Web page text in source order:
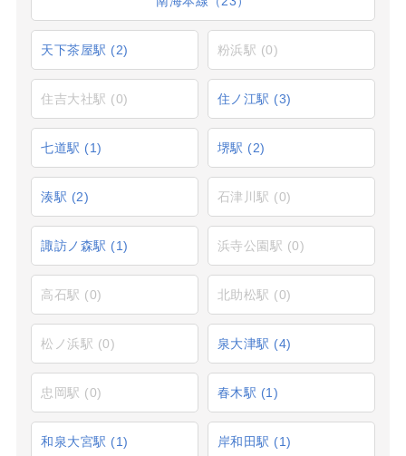
天下茶屋駅 (2) 粉浜駅 (0)
住吉大社駅 (0) 住ノ江駅 (3)
七道駅 (1) 堺駅 (2)
湊駅 (2) 石津川駅 (0)
諏訪ノ森駅 (1) 浜寺公園駅 (0)
高石駅 (0) 北助松駅 (0)
松ノ浜駅 (0) 泉大津駅 (4)
忠岡駅 (0) 春木駅 (1)
和泉大宮駅 (1) 岸和田駅 (1)